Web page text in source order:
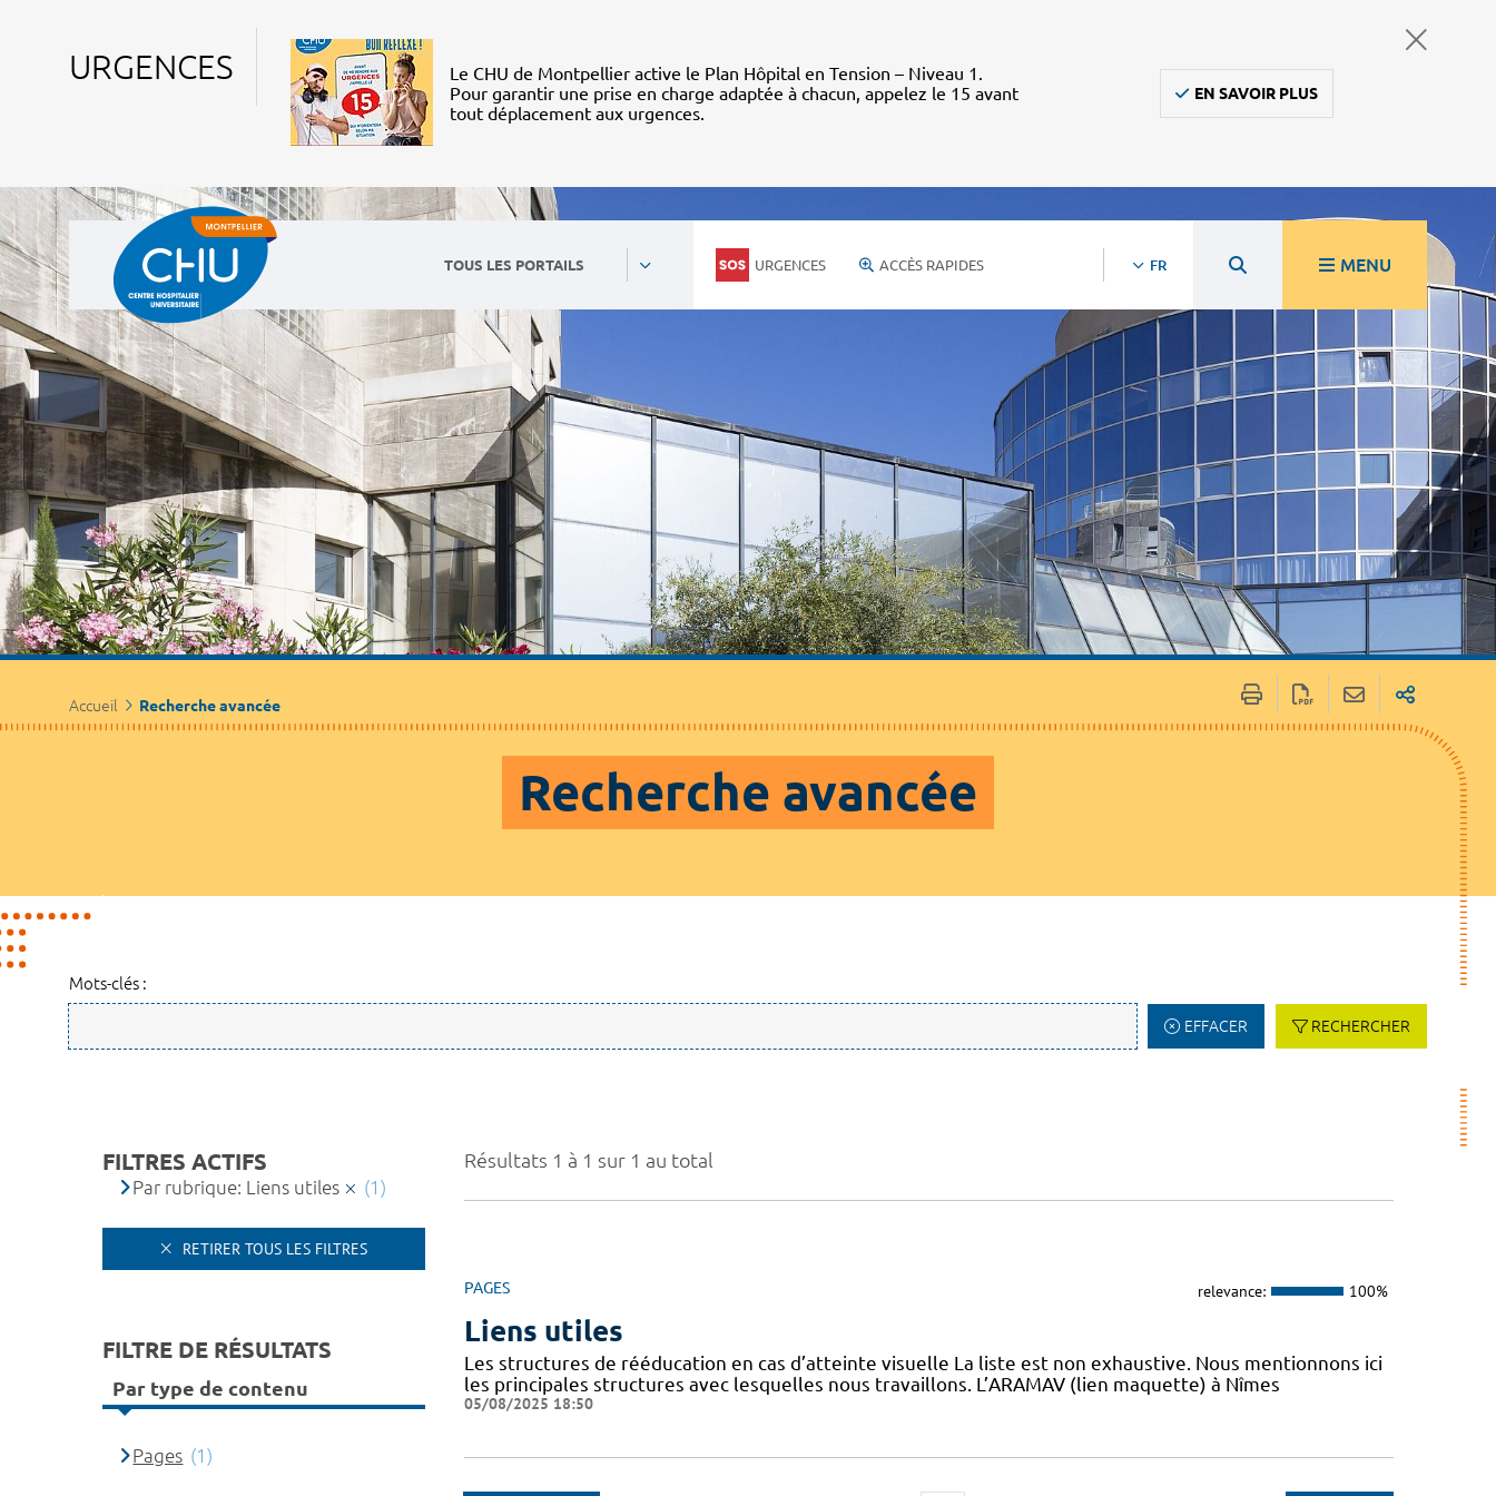
URGENCES
Le CHU de Montpellier active le Plan Hôpital en Tension – Niveau 1.
Pour garantir une prise en charge adaptée à chacun, appelez le 15 avant
tout déplacement aux urgences.
EN SAVOIR PLUS
TOUS LES PORTAILS URGENCES ACCÈS RAPIDES FR MENU
Accueil Recherche avancée
Recherche avancée
Mots-clés :
EFFACER RECHERCHER
Résultats 1 à 1 sur 1 au total
PAGES relevance: 100%
Liens utiles
Les structures de rééducation en cas d’atteinte visuelle La liste est non exhaustive. Nous mentionnons ici
les principales structures avec lesquelles nous travaillons. L’ARAMAV (lien maquette) à Nîmes
05/08/2025 18:50
FILTRES ACTIFS
Par rubrique: Liens utiles (1)
RETIRER TOUS LES FILTRES
FILTRE DE RÉSULTATS
Par type de contenu
Pages (1)